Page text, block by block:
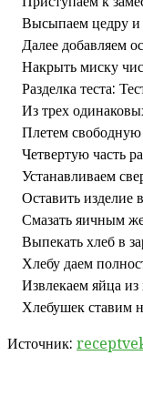
Высыпаем цедру и
Далее добавляем
Накрыть миску
Разделка теста:
Из трех
Плетем свободную
Четвертую часть
Устанавливаем
Оставить изделие
Смазать яичным
Выпекать хлеб в
Хлебу даем
Извлекаем яйца из
Хлебушек ставим
Источник: